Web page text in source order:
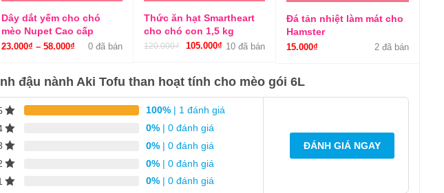
Dây dắt yếm cho chó
mèo Nupet Cao cấp
23.000₫ –58.000₫ 0 đã bán
Thức ăn hạt Smartheart
cho chó con 1,5 kg
120.000₫
Giá
120.000₫.
105.000₫ Giá
là:
10 đã bán
Đá tản nhiệt làm mát cho
Hamster
15.000₫ 2 đã bán
đậu nành Aki Tofu than hoạt tính cho mèo gói 6L
100%| 1 đánh giá
0%| 0 đánh giá
0%| 0 đánh giá
0%| 0 đánh giá
0%| 0 đánh giá
ĐÁNH GIÁ NGAY